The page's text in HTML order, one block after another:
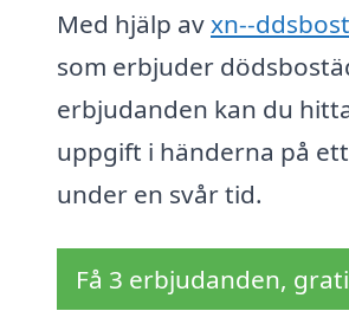
Med hjälp avxn--
som erbjuder
erbjudanden kan du
uppgift i händerna på
under en svår tid.
Få 3 erbjudanden,